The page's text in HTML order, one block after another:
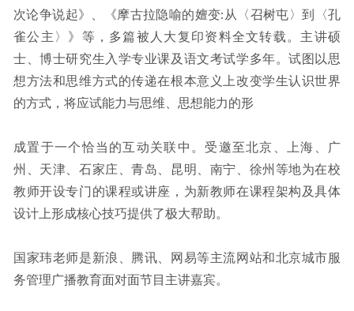
次论争说起》、《摩古拉隐喻的嬗变:从〈召树屯〉到〈孔
雀公主〉》等，多篇被人大复印资料全文转载。主讲硕
士、博士研究生入学专业课及语文考试学多年。试图以思
想方法和思维方式的传递在根本意义上改变学生认识世界
的方式，将应试能力与思维、思想能力的形
成置于一个恰当的互动关联中。受邀至北京、上海、广
州、天津、石家庄、青岛、昆明、南宁、徐州等地为在校
教师开设专门的课程或讲座，为新教师在课程架构及具体
设计上形成核心技巧提供了极大帮助。
国家玮老师是新浪、腾讯、网易等主流网站和北京城市服
务管理广播教育面对面节目主讲嘉宾。